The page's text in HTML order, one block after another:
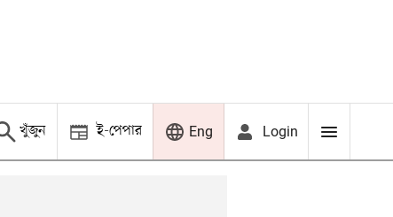
খুঁজুন ই-পেপার Eng Login